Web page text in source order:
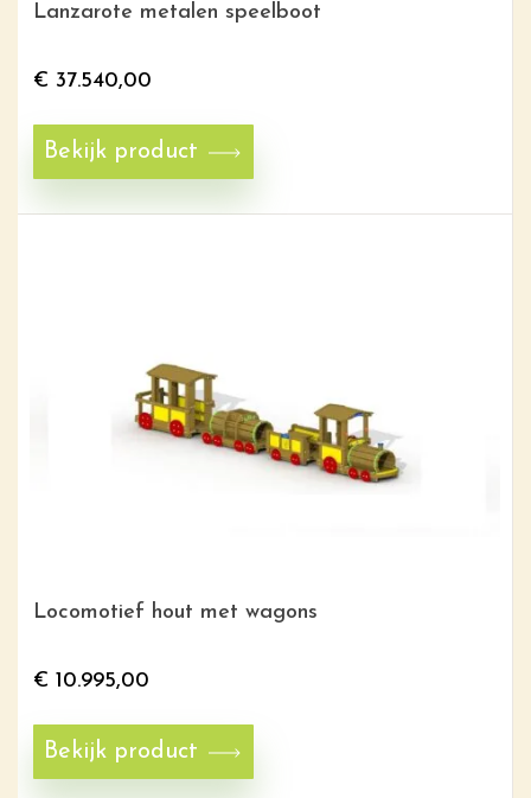
Lanzarote metalen speelboot
€ 37.540,00
Bekijk product
Locomotief hout met wagons
€ 10.995,00
Bekijk product